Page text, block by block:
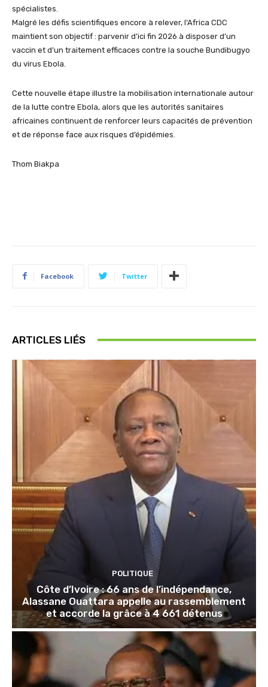
spécialistes.
Malgré les défis scientifiques encore à relever, l’Africa CDC
maintient son objectif : parvenir d’ici fin 2026 à disposer d’un
vaccin et d’un traitement efficaces contre la souche Bundibugyo
du virus Ebola.
Cette nouvelle étape illustre la mobilisation internationale autour
de la lutte contre Ebola, alors que les autorités sanitaires
africaines continuent de renforcer leurs capacités de prévention
et de réponse face aux risques d’épidémies.
Thom Biakpa
Facebook Twitter
ARTICLES LIÉS
POLITIQUE
Côte d’Ivoire : 66 ans de l’indépendance,
Alassane Ouattara appelle au rassemblement
et accorde la grâce à 4 661 détenus